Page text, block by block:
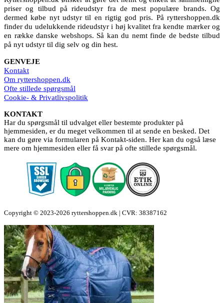
priser og tilbud på rideudstyr fra de mest populære brands. Og
dermed købe nyt udstyr til en rigtig god pris. På ryttershoppen.dk
finder du udelukkende rideudstyr i høj kvalitet fra kendte mærker og
en række danske webshops. Så kan du nemt finde de bedste tilbud
på nyt udstyr til dig selv og din hest.
GENVEJE
Kontakt
Om ryttershoppen.dk
Ofte stillede spørgsmål
Cookie- & Privatlivspolitik
KONTAKT
Har du spørgsmål til udvalget eller bestemte produkter på
hjemmesiden, er du meget velkommen til at sende en besked. Det
kan du gøre via formularen på Kontakt-siden. Her kan du også læse
mere om hjemmesiden eller få svar på ofte stillede spørgsmål.
Copyright © 2023-2026 ryttershoppen.dk | CVR: 38387162